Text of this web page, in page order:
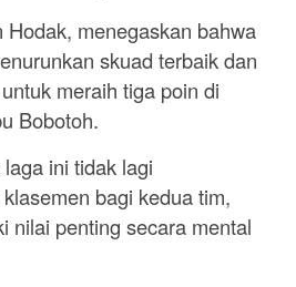
Hodak, menegaskan bahwa
skuad terbaik dan
meraih tiga poin di
Bobotoh.
ini tidak lagi
bagi kedua tim,
nilai penting secara mental